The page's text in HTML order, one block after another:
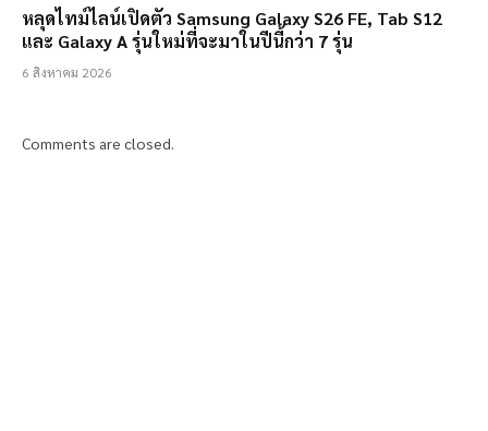
หลุดไทม์ไลน์เปิดตัว Samsung Galaxy S26 FE, Tab S12
และ Galaxy A รุ่นใหม่ที่จะมาในปีนี้กว่า 7 รุ่น
6 สิงหาคม 2026
Comments are closed.